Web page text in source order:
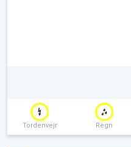
Tordenvejr Regn